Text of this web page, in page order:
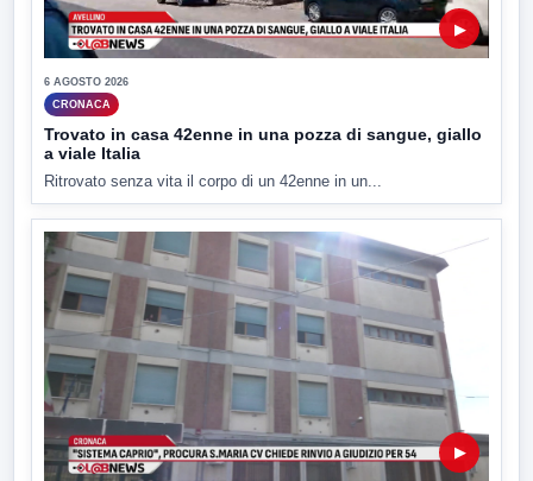
▶
6 AGOSTO 2026
CRONACA
Trovato in casa 42enne in una pozza di sangue, giallo
a viale Italia
Ritrovato senza vita il corpo di un 42enne in un...
▶